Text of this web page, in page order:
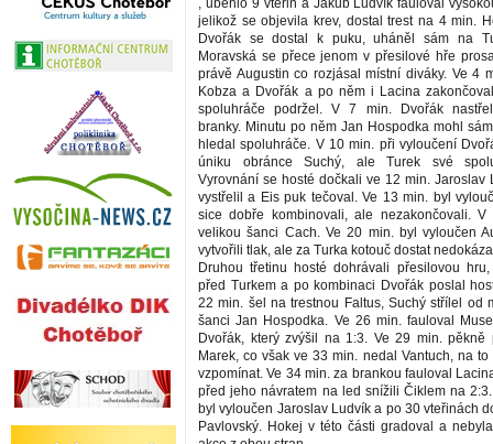
, uběhlo 9 vteřin a Jakub Ludvík fauloval
jelikož se objevila krev, dostal trest na 4 min.
Dvořák se dostal k puku, uháněl sám na
Moravská se přece jenom v přesilové hře
právě Augustin co rozjásal místní diváky. Ve 4
Kobza a Dvořák a po něm i Lacina
spoluhráče podržel. V 7 min. Dvořák
branky. Minutu po něm Jan Hospodka mohl
hledal spoluhráče. V 10 min. při vyloučení
úniku obránce Suchý, ale Turek své
Vyrovnání se hosté dočkali ve 12 min. Jaroslav
vystřelil a Eis puk tečoval. Ve 13 min. byl
sice dobře kombinovali, ale nezakončovali.
velikou šanci Cach. Ve 20 min. byl vyloučen
vytvořili tlak, ale za Turka kotouč dostat
Druhou třetinu hosté dohrávali přesilovou
před Turkem a po kombinaci Dvořák poslal
22 min. šel na trestnou Faltus, Suchý střílel od
šanci Jan Hospodka. Ve 26 min. fauloval
Dvořák, který zvýšil na 1:3. Ve 29 min. pěkně
Marek, co však ve 33 min. nedal Vantuch, na
vzpomínat. Ve 34 min. za brankou fauloval
před jeho návratem na led snížili Čiklem na
byl vyloučen Jaroslav Ludvík a po 30 vteřinách
Pavlovský. Hokej v této části gradoval a